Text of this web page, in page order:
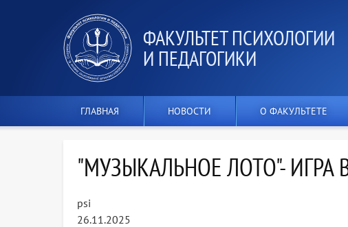
ФАКУЛЬТЕТ ПСИХОЛОГИИ
И ПЕДАГОГИКИ
ГЛАВНАЯ НОВОСТИ О ФАКУЛЬТЕТЕ
"МУЗЫКАЛЬНОЕ ЛОТО"- ИГРА
psi
26.11.2025